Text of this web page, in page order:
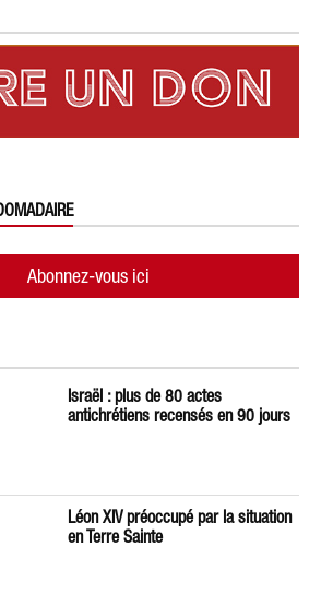
Abonnez-vous ici
Israël : plus de 80 actes
antichrétiens recensés en 90 jours
Léon XIV préoccupé par la situation
en Terre Sainte